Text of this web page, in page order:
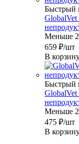
Быстрый
Меньше 2
659 ₽/шт
В
Быстрый
Меньше 2
475 ₽/шт
В